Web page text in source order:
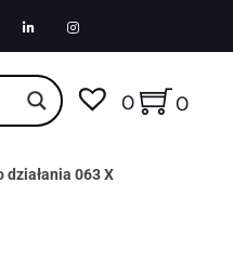
0 0
063 X